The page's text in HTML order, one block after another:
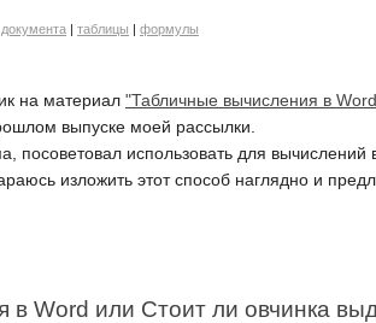
| таблицы | формулы
на материал "Табличные вычисления в
выпуске моей рассылки.
посоветовал использовать для
изложить этот способ наглядно и
Word или Cтоит ли овчинка